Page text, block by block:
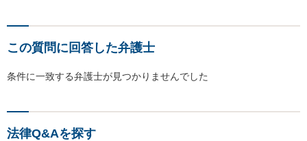
この質問に回答した弁護士
条件に一致する弁護士が見つかりませんでした
法律Q&Aを探す